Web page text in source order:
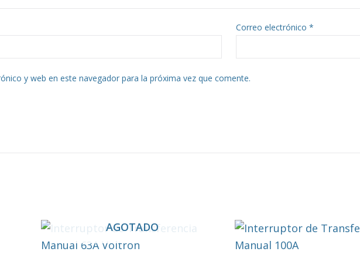
Correo electrónico*
y web en este navegador para la próxima vez que comente.
AGOTADO